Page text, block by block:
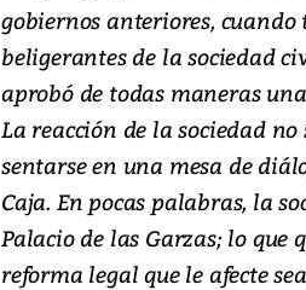
gobiernos anteriores,
beligerantes de la sociedad
aprobó de todas maneras
La reacción de la sociedad
sentarse en una mesa de
Caja. En pocas palabras, la
Palacio de las Garzas; lo que
reforma legal que le afecte